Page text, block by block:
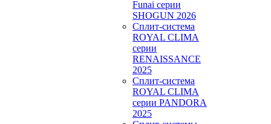
Funai серии
SHOGUN 2026
Сплит-система
ROYAL CLIMA
серии
RENAISSANCE
2025
Сплит-система
ROYAL CLIMA
серии PANDORA
2025